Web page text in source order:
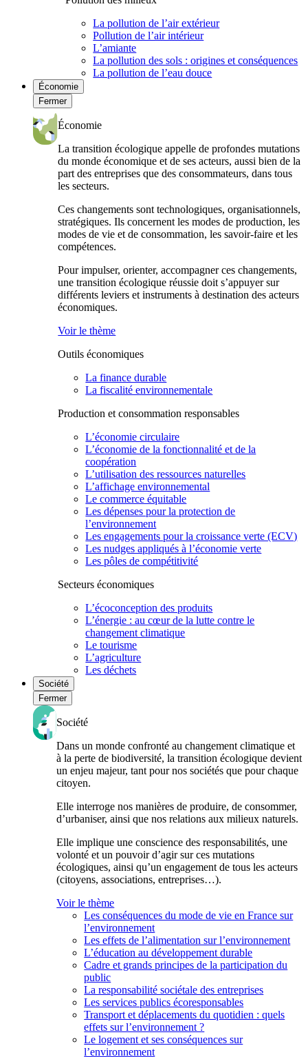
La pollution de l’air extérieur
Pollution de l’air intérieur
L’amiante
La pollution des sols : origines et conséquences
La pollution de l’eau douce
Économie
Fermer
Économie
La transition écologique appelle de profondes mutations
du monde économique et de ses acteurs, aussi bien de la
part des entreprises que des consommateurs, dans tous
les secteurs.
Ces changements sont technologiques, organisationnels,
stratégiques. Ils concernent les modes de production, les
modes de vie et de consommation, les savoir-faire et les
compétences.
Pour impulser, orienter, accompagner ces changements,
une transition écologique réussie doit s’appuyer sur
différents leviers et instruments à destination des acteurs
économiques.
Voir le thème
Outils économiques
La finance durable
La fiscalité environnementale
Production et consommation responsables
L’économie circulaire
L’économie de la fonctionnalité et de la
coopération
L’utilisation des ressources naturelles
L’affichage environnemental
Le commerce équitable
Les dépenses pour la protection de
l’environnement
Les engagements pour la croissance verte (ECV)
Les nudges appliqués à l’économie verte
Les pôles de compétitivité
Secteurs économiques
L’écoconception des produits
L’énergie : au cœur de la lutte contre le
changement climatique
Le tourisme
L’agriculture
Les déchets
Société
Fermer
Société
Dans un monde confronté au changement climatique et
à la perte de biodiversité, la transition écologique devient
un enjeu majeur, tant pour nos sociétés que pour chaque
citoyen.
Elle interroge nos manières de produire, de consommer,
d’urbaniser, ainsi que nos relations aux milieux naturels.
Elle implique une conscience des responsabilités, une
volonté et un pouvoir d’agir sur ces mutations
écologiques, ainsi qu’un engagement de tous les acteurs
(citoyens, associations, entreprises…).
Voir le thème
Les conséquences du mode de vie en France sur
l’environnement
Les effets de l’alimentation sur l’environnement
L’éducation au développement durable
Cadre et grands principes de la participation du
public
La responsabilité sociétale des entreprises
Les services publics écoresponsables
Transport et déplacements du quotidien : quels
effets sur l’environnement ?
Le logement et ses conséquences sur
l’environnement